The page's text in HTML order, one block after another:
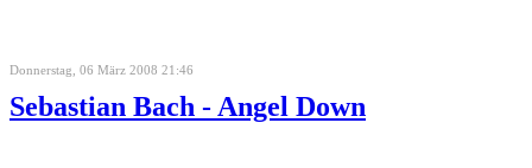
Donnerstag, 06 März 2008 21:46
Sebastian Bach - Angel Down